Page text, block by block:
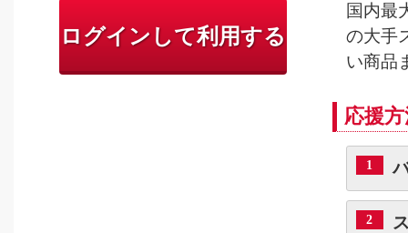
ログインして利用する
国内最
の大手
い商品
応援
1
2